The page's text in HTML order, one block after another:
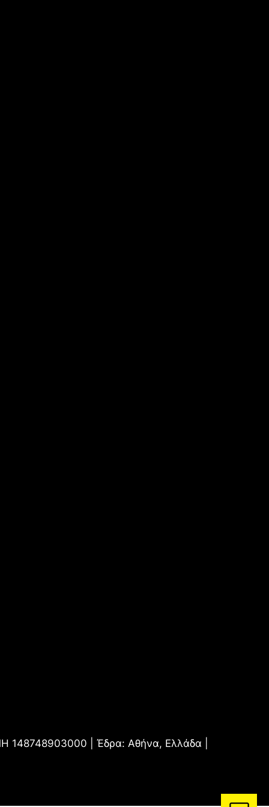
| Έδρα: Αθήνα, Ελλάδα |